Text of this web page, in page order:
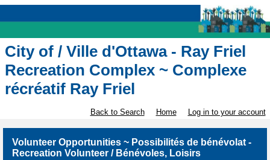
City of / Ville d'Ottawa - Ray Friel
Recreation Complex ~ Complexe
récréatif Ray Friel
Back to Search Home Log in to your account
Volunteer Opportunities ~ Possibilités de bénévolat -
Recreation Volunteer / Bénévoles, Loisirs